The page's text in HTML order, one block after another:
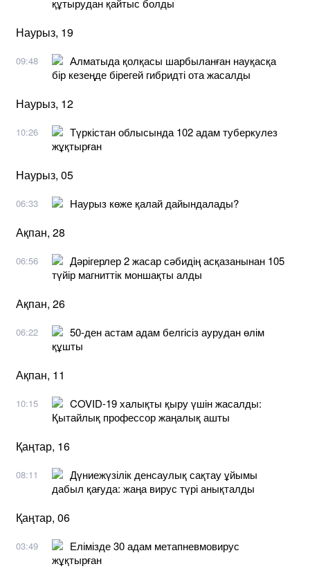
Наурыз, 19
09:48
Алматыда қолқасы шарбыланған науқасқа
бір кезеңде бірегей гибридті ота жасалды
Наурыз, 12
10:26
Түркістан облысында 102 адам туберкулез
жұқтырған
Наурыз, 05
06:33 Наурыз көже қалай дайындалады?
Ақпан, 28
06:56
Дәрігерлер 2 жасар сәбидің асқазанынан 105
түйір магниттік моншақты алды
Ақпан, 26
06:22
50-ден астам адам белгісіз аурудан өлім
құшты
Ақпан, 11
10:15
COVID-19 халықты қыру үшін жасалды:
Қытайлық профессор жаңалық ашты
Қаңтар, 16
08:11
Дүниежүзілік денсаулық сақтау ұйымы
дабыл қағуда: жаңа вирус түрі анықталды
Қаңтар, 06
03:49
Елімізде 30 адам метапневмовирус
жұқтырған